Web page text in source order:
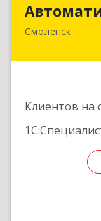
Смоленск
Клиентов на
214019,